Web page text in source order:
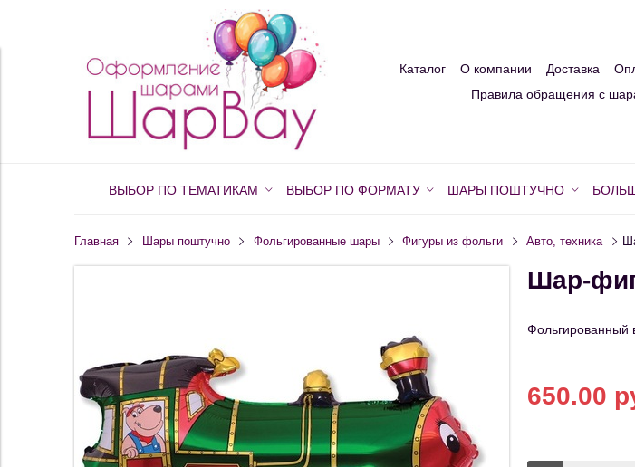
Каталог О компании Доставка
Правила обращения с
ВЫБОР ПО ТЕМАТИКАМ ВЫБОР ПО ФОРМАТУ ШАРЫ ПОШТУЧНО
Главная Шары поштучно Фольгированные шары Фигуры из фольги Авто, техника
Шар-
Фольгированный
650.00